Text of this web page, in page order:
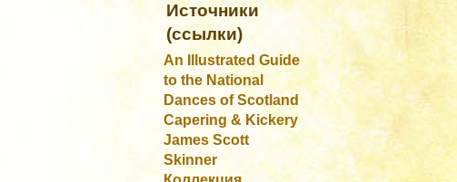
Источники
(ссылки)
An Illustrated Guide
to the National
Dances of Scotland
Capering & Kickery
James Scott
Skinner